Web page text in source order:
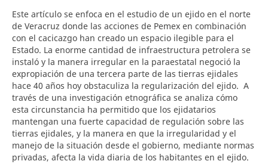
Este artículo se enfoca en el estudio de un ejido en el norte
de Veracruz donde las acciones de Pemex en combinación
con el cacicazgo han creado un espacio ilegible para el
Estado. La enorme cantidad de infraestructura petrolera se
instaló y la manera irregular en la paraestatal negoció la
expropiación de una tercera parte de las tierras ejidales
hace 40 años hoy obstaculiza la regularización del ejido. A
través de una investigación etnográfica se analiza cómo
esta circunstancia ha permitido que los ejidatarios
mantengan una fuerte capacidad de regulación sobre las
tierras ejidales, y la manera en que la irregularidad y el
manejo de la situación desde el gobierno, mediante normas
privadas, afecta la vida diaria de los habitantes en el ejido.